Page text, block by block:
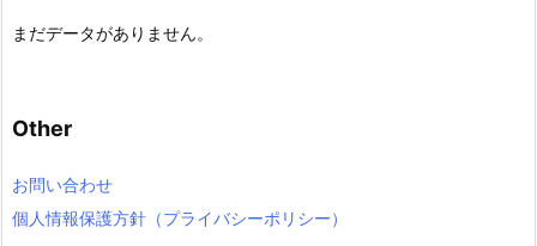
まだデータがありません。
Other
お問い合わせ
個人情報保護方針（プライバシーポリシー）